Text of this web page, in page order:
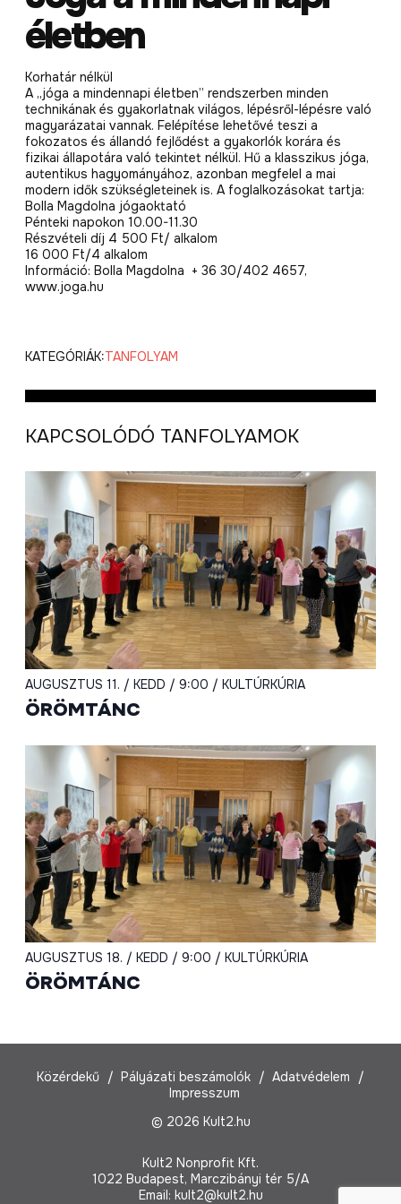
életben
Korhatár nélkül
A „jóga a mindennapi életben” rendszerben minden
technikának és gyakorlatnak világos, lépésről-lépésre való
magyarázatai vannak. Felépítése lehetővé teszi a
fokozatos és állandó fejlődést a gyakorlók korára és
fizikai állapotára való tekintet nélkül. Hű a klasszikus jóga,
autentikus hagyományához, azonban megfelel a mai
modern idők szükségleteinek is. A foglalkozásokat tartja:
Bolla Magdolna jógaoktató
Pénteki napokon 10.00-11.30
Részvételi díj 4 500 Ft/ alkalom
16 000 Ft/4 alkalom
Információ: Bolla Magdolna + 36 30/402 4657,
www.joga.hu
KATEGÓRIÁK:TANFOLYAM
KAPCSOLÓDÓ TANFOLYAMOK
AUGUSZTUS 11. / KEDD / 9:00 / KULTÚRKÚRIA
ÖRÖMTÁNC
AUGUSZTUS 18. / KEDD / 9:00 / KULTÚRKÚRIA
ÖRÖMTÁNC
Közérdekű Pályázati beszámolók
Adatvédelem
Impresszum
© 2026 Kult2.hu
Kult2 Nonprofit Kft.
1022 Budapest, Marczibányi tér 5/A
Email: kult2@kult2.hu